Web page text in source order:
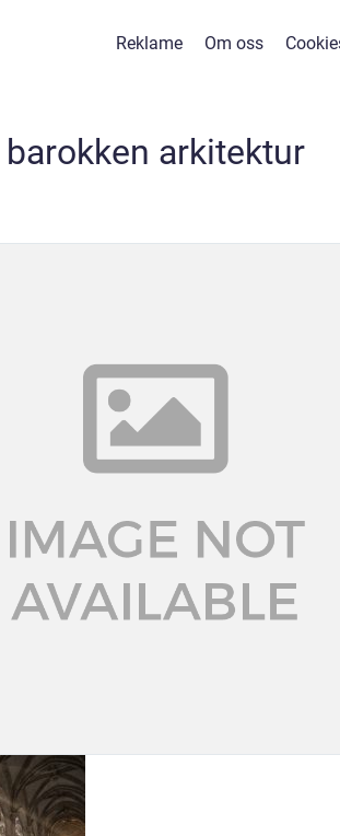
Reklame Om oss
barokken arkitektur